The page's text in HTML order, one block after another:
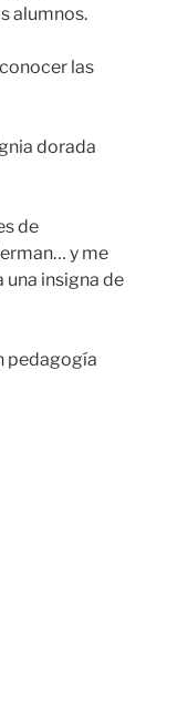
alumnos.
las
dorada
de
y me
una insigna de
pedagogía